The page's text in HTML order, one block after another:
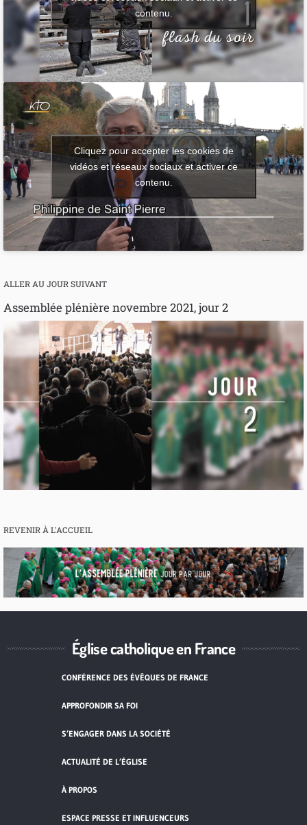
contenu.
Cliquez pour accepter les cookies de
vidéos et réseaux sociaux et activer ce
contenu.
ALLER AU JOUR SUIVANT
Assemblée plénière novembre 2021, jour 2
REVENIR À L'ACCUEIL
Église catholique en France
CONFÉRENCE DES ÉVÊQUES DE FRANCE
APPROFONDIR SA FOI
S’ENGAGER DANS LA SOCIÉTÉ
ACTUALITÉ DE L’ÉGLISE
À PROPOS
ESPACE PRESSE ET INFLUENCEURS